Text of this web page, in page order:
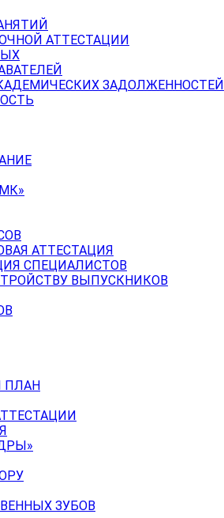
АТТЕСТАЦИИ
ЗАДОЛЖЕННОСТЕЙ
АТТЕСТАЦИЯ
СПЕЦИАЛИСТОВ
ВЫПУСКНИКОВ
ПЛАН
ЗУБОВ